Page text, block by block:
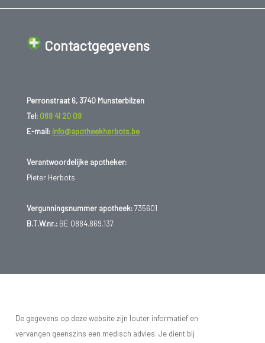
Contactgegevens
Perronstraat 6, 3740 Munsterbilzen
Tel: 089 41 20 09
E-mail: info@apotheekherbots.be
Verantwoordelijke apotheker:
Pieter Herbots
Vergunningsnummer apotheek:735601
B.T.W.nr.:BE 0884.869.137
De gegevens op deze website zijn louter informatief en
vervangen geenszins een medisch advies. Je dient bij